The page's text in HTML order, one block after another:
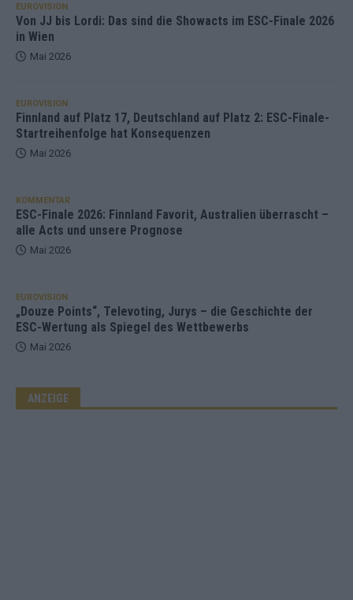
EUROVISION
Von JJ bis Lordi: Das sind die Showacts im ESC-Finale 2026
in Wien
Mai 2026
EUROVISION
Finnland auf Platz 17, Deutschland auf Platz 2: ESC-Finale-
Startreihenfolge hat Konsequenzen
Mai 2026
KOMMENTAR
ESC-Finale 2026: Finnland Favorit, Australien überrascht –
alle Acts und unsere Prognose
Mai 2026
EUROVISION
„Douze Points“, Televoting, Jurys – die Geschichte der
ESC-Wertung als Spiegel des Wettbewerbs
Mai 2026
ANZEIGE